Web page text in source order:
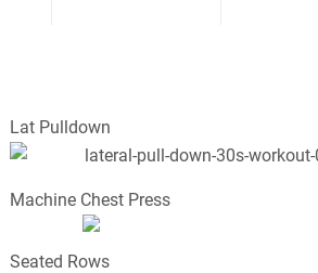
Lat Pulldown
Machine Chest Press
Seated Rows